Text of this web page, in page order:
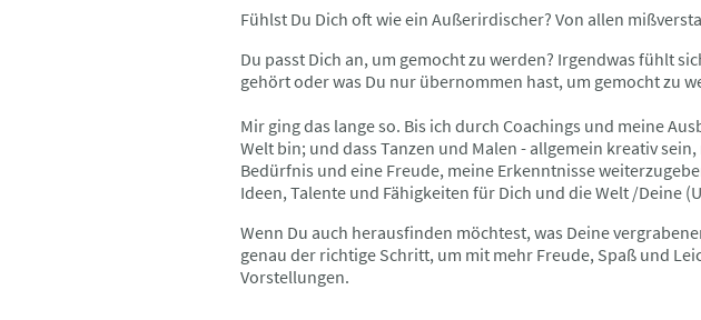
Fühlst Du Dich oft wie ein Außerirdischer? Von allen
Du passt Dich an, um gemocht zu werden? Irgendwas fühlt
gehört oder was Du nur übernommen hast, um gemocht zu
Mir ging das lange so. Bis ich durch Coachings und meine
Welt bin; und dass Tanzen und Malen - allgemein kreativ
Bedürfnis und eine Freude, meine Erkenntnisse
Ideen, Talente und Fähigkeiten für Dich und die Welt /Deine
Wenn Du auch herausfinden möchtest, was Deine
genau der richtige Schritt, um mit mehr Freude, Spaß und
Vorstellungen.